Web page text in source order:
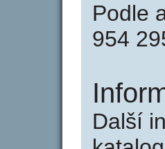
Podle
954
Další